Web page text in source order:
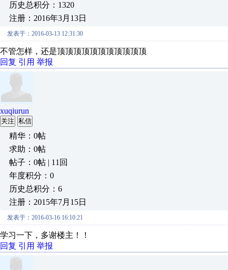
历史总积分：1320
注册：2016年3月13日
发表于：2016-03-13 12:31:30
不管怎样，还是顶顶顶顶顶顶顶顶顶顶顶
回复 引用 举报
xuqiurun
关注 私信
精华：0帖
求助：0帖
帖子：0帖 | 11回
年度积分：0
历史总积分：6
注册：2015年7月15日
发表于：2016-03-16 16:10:21
学习一下，多谢楼主！！
回复 引用 举报